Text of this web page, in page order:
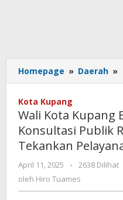
Homepage » Daerah »
Kota Kupang
Wali Kota Kupang
Konsultasi Publik
Tekankan
April 11, 2025
oleh
-
2638 Dilihat
oleh Hiro Tuames